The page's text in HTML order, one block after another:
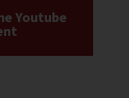
Youtube